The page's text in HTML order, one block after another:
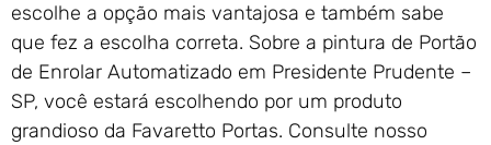
escolhe a opção mais vantajosa e também sabe
que fez a escolha correta. Sobre a pintura de Portão
de Enrolar Automatizado em Presidente Prudente –
SP, você estará escolhendo por um produto
grandioso da Favaretto Portas. Consulte nosso